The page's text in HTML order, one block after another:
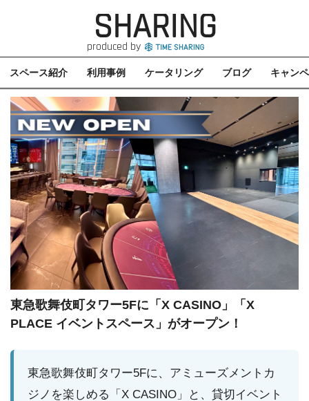
SHARING
produced by
スペース紹介 利用事例 ケータリング ブログ キャン
東急歌舞伎町タワー5Fに「X CASINO」「X
PLACE イベントスペース」がオープン！
東急歌舞伎町タワー5Fに、アミューズメントカ
ジノを楽しめる「X CASINO」と、貸切イベント